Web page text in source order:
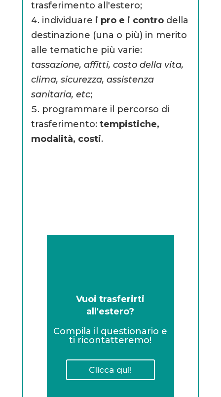
trasferimento all'estero;
individuare i pro e i controdella
destinazione (una o più) in merito
alle tematiche più varie:
tassazione, affitti, costo della vita,
clima, sicurezza, assistenza
sanitaria, etc;
programmare il percorso di
trasferimento: tempistiche,
modalità, costi.
Vuoi trasferirti
all'estero?
Compila il questionario e
ti ricontatteremo!
Clicca qui!